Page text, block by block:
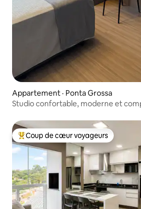
Appartement · Ponta Grossa
Studio confortable, moderne et
Coup de cœur voyageurs parmi les
Coup de cœur voyageurs